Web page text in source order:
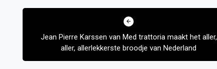
Bericht
Jean Pierre Karssen van Med trattoria maakt het aller,
aller, allerlekkerste broodje van Nederland